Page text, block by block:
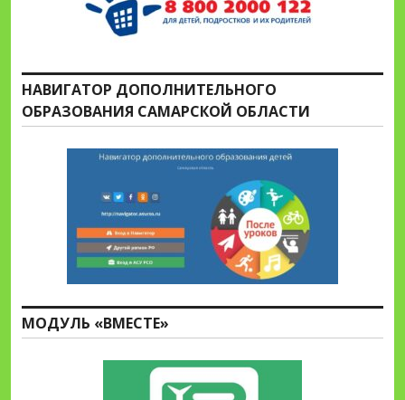
НАВИГАТОР ДОПОЛНИТЕЛЬНОГО
ОБРАЗОВАНИЯ САМАРСКОЙ ОБЛАСТИ
МОДУЛЬ «ВМЕСТЕ»